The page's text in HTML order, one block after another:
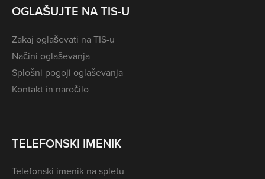
OGLAŠUJTE NA TIS-U
Zakaj oglaševati na TIS-u
Načini oglaševanja
Splošni pogoji oglaševanja
Kontakt in naročilo
TELEFONSKI IMENIK
Telefonski imenik na spletu